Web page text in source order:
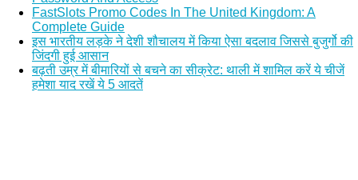
FastSlots Promo Codes In The United Kingdom: A
Complete Guide
इस भारतीय लड़के ने देशी शौचालय में किया ऐसा बदलाव जिससे बुजुर्गो की
जिंदगी हुई आसान
बढ़ती उम्र में बीमारियों से बचने का सीक्रेट: थाली में शामिल करें ये चीजें
हमेशा याद रखें ये 5 आदतें